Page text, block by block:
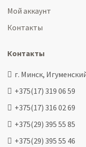
Мой аккаунт
Контакты
Контакты
г. Минск,
+375(17) 319 06 59
+375(17) 316 02 69
+375(29) 395 55 85
+375(29) 395 55 46